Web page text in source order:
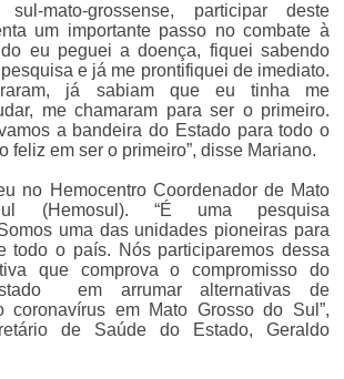
mato-grossense, participar deste
um importante passo no combate à
eu peguei a doença, fiquei sabendo
e já me prontifiquei de imediato.
já sabiam que eu tinha me
me chamaram para ser o primeiro.
a bandeira do Estado para todo o
feliz em ser o primeiro”, disse Mariano.
no Hemocentro Coordenador de Mato
(Hemosul). “É uma pesquisa
uma das unidades pioneiras para
todo o país. Nós participaremos dessa
que comprova o compromisso do
em arrumar alternativas de
coronavírus em Mato Grosso do Sul”,
de Saúde do Estado, Geraldo